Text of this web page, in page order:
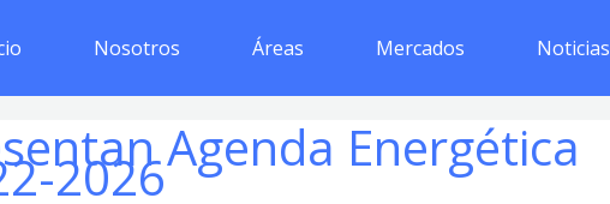
Nosotros Áreas Mercados Noticias
Agenda Energética
2026